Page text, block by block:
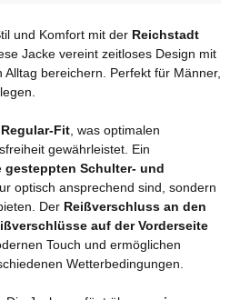
und Komfort mit der Reichstadt
Jacke vereint zeitloses Design mit
bereichern. Perfekt für Männer,
Regular-Fit , was optimalen
gewährleistet. Ein
gesteppten Schulter- und
optisch ansprechend sind, sondern
Der Reißverschluss an den
auf der Vorderseite
Touch und ermöglichen
Wetterbedingungen.